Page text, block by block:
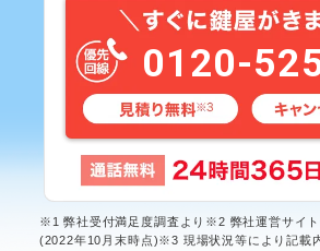
0120-
※1 弊社受付満足度調査より※2 弊社運営サイ
(2022年10月末時点)※3 現場状況等により記載